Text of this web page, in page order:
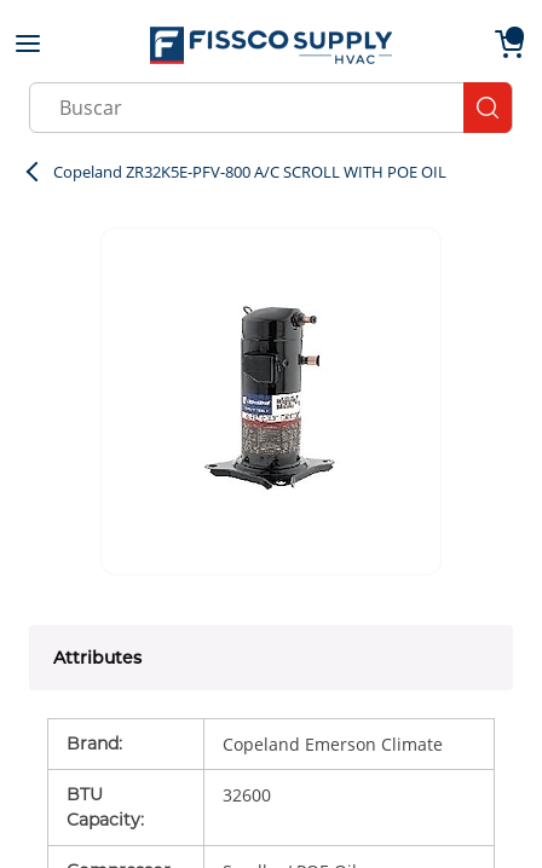
Skip to main content
Site Search
Copeland ZR32K5E-PFV-800 A/C SCROLL WITH POE OIL
Attributes
Brand: Copeland Emerson Climate
BTU
Capacity:
32600